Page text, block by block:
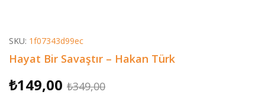
SKU: 1f07343d99ec
Hayat Bir Savaştır – Hakan Türk
₺349,00Orijinal
₺149,00
Şu